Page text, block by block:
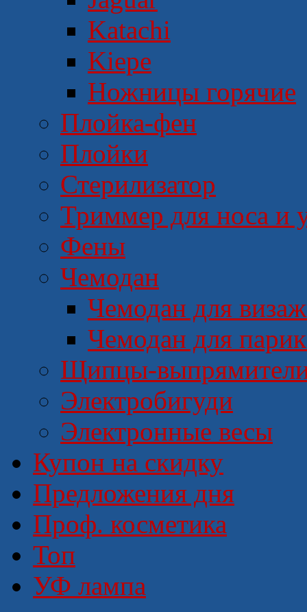
Katachi
Kiepe
Ножницы горячие
Плойка-фен
Плойки
Стерилизатор
Триммер для носа и
Фены
Чемодан
Чемодан для
Чемодан для
Щипцы-
Электробигуди
Электронные весы
Купон на скидку
Предложения дня
Проф. косметика
Топ
УФ лампа